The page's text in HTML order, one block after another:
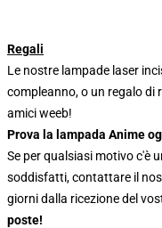
Regali
Le nostre lampade laser
compleanno, o un regalo di
amici weeb!
Prova la lampada Anime
Se per qualsiasi motivo c'è
soddisfatti, contattare il
giorni dalla ricezione del
poste!